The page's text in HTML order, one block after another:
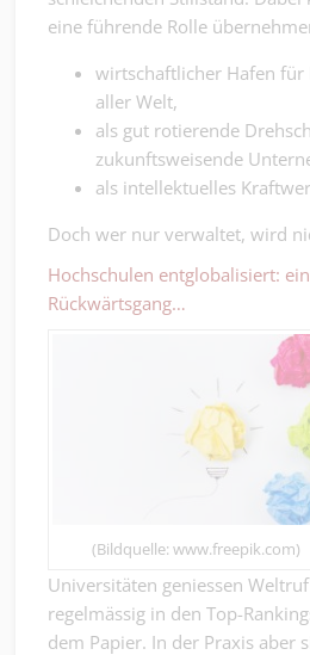
eine führende Rolle
wirtschaftlicher Hafen für
aller Welt,
als gut rotierende
zukunftsweisende
als intellektuelles
Doch wer nur verwaltet, wird
Hochschulen entglobalisiert:
Rückwärtsgang…
(Bildquelle: www.freepik.com)
Universitäten geniessen
regelmässig in den Top-
dem Papier. In der Praxis aber